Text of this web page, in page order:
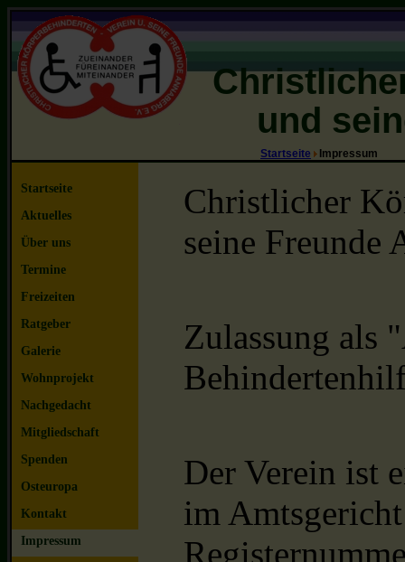
und
Startseite Impressum
Startseite
Aktuelles
Über uns
Termine
Freizeiten
Ratgeber
Galerie
Wohnprojekt
Nachgedacht
Mitgliedschaft
Spenden
Osteuropa
Kontakt
Impressum
Christlicher
seine Freunde
Zulassung als
Der Verein ist
im